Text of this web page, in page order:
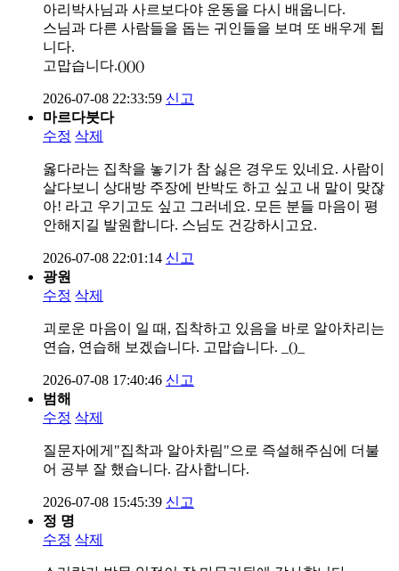
아리박사님과 사르보다야 운동을 다시 배웁니다.
스님과 다른 사람들을 돕는 귀인들을 보며 또 배우게 됩
니다.
고맙습니다.()()()
2026-07-08 22:33:59 신고
마르다붓다
수정 삭제
옳다라는 집착을 놓기가 참 싫은 경우도 있네요. 사람이
살다보니 상대방 주장에 반박도 하고 싶고 내 말이 맞잖
아! 라고 우기고도 싶고 그러네요. 모든 분들 마음이 평
안해지길 발원합니다. 스님도 건강하시고요.
2026-07-08 22:01:14 신고
광원
수정 삭제
괴로운 마음이 일 때, 집착하고 있음을 바로 알아차리는
연습, 연습해 보겠습니다. 고맙습니다. _()_
2026-07-08 17:40:46 신고
범해
수정 삭제
질문자에게"집착과 알아차림"으로 즉설해주심에 더불
어 공부 잘 했습니다. 감사합니다.
2026-07-08 15:45:39 신고
정 명
수정 삭제